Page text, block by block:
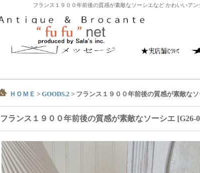
フランス１９００年前後の質感が素敵なソーシエなど かわいいア
ＨＯＭＥ > GOODS.2 > フランス１９００年前後の質感が素敵な
フランス１９００年前後の質感が素敵なソーシエ [G26-